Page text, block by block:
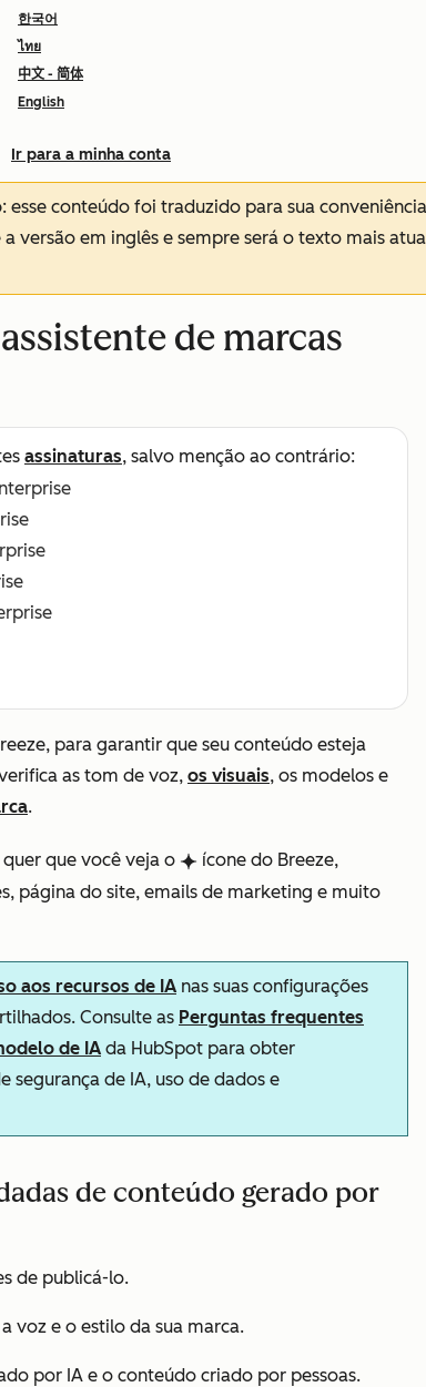
한국어
ไทย
中文 - 简体
English
Ir para a minha conta
: esse conteúdo foi traduzido para sua
versão em inglês e sempre será o texto mais
de marcas
assinaturas, salvo menção ao contrário:
para garantir que seu conteúdo esteja
as tom de voz, os visuais, os modelos e
.
que você veja o breezeSingleStar ícone do Breeze,
página do site, emails de marketing e muito
aos recursos de IA nas suas configurações
Consulte as Perguntas frequentes
de IA da HubSpot para obter
segurança de IA, uso de dados e
de conteúdo gerado por
de publicá-lo.
voz e o estilo da sua marca.
por IA e o conteúdo criado por pessoas.